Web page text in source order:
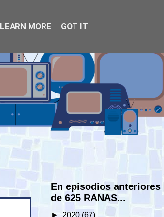
En episodios anteriores
de 625 RANAS...
► 2020 (67)
LEARN MORE GOT IT